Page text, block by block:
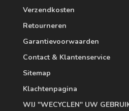
Verzendkosten
Retourneren
Garantievoorwaarden
Contact & Klantenservice
Sitemap
Klachtenpagina
WIJ "WECYCLEN" UW